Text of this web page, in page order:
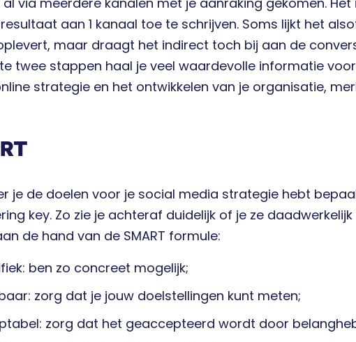
aan 1 kanaal toe te schrijven. Soms lijkt het
maar draagt het indirect toch bij aan de
twee stappen haal je veel waardevolle informatie
strategie en het ontwikkelen van je organisatie,
je de doelen voor je social media strategie hebt
key. Zo zie je achteraf duidelijk of je ze
de hand van de SMART formule:
ben zo concreet mogelijk;
zorg dat je jouw doelstellingen kunt meten;
zorg dat het geaccepteerd wordt door